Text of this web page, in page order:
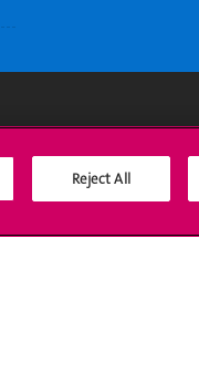
Reject All